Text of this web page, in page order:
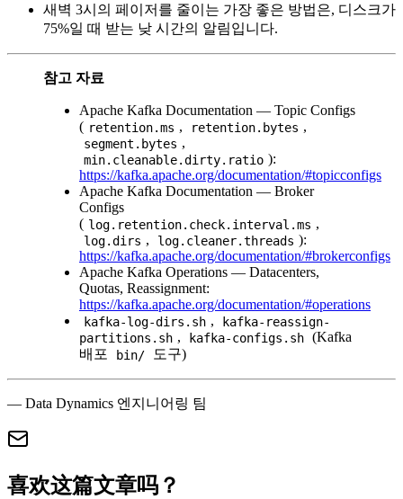
새벽 3시의 페이저를 줄이는 가장 좋은 방법은, 디스크가
75%일 때 받는 낮 시간의 알림입니다.
참고 자료
Apache Kafka Documentation — Topic Configs
( retention.ms , retention.bytes ,
segment.bytes ,
min.cleanable.dirty.ratio ):
https://kafka.apache.org/documentation/#topicconfigs
Apache Kafka Documentation — Broker
Configs
( log.retention.check.interval.ms ,
log.dirs , log.cleaner.threads ):
https://kafka.apache.org/documentation/#brokerconfigs
Apache Kafka Operations — Datacenters,
Quotas, Reassignment:
https://kafka.apache.org/documentation/#operations
kafka-log-dirs.sh ,
kafka-reassign-
partitions.sh , kafka-configs.sh (Kafka
배포
bin/ 도구)
— Data Dynamics 엔지니어링 팀
喜欢这篇文章吗？